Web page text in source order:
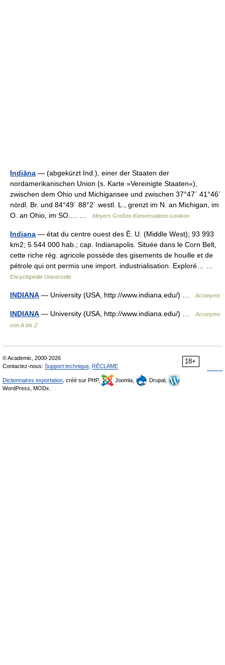
Indiāna — (abgekürzt Ind.), einer der Staaten der
nordamerikanischen Union (s. Karte »Vereinigte Staaten«),
zwischen dem Ohio und Michigansee und zwischen 37°47´ 41°46´
nördl. Br. und 84°49´ 88°2´ westl. L., grenzt im N. an Michigan, im
O. an Ohio, im SO.… …
Meyers Großes Konversations-Lexikon
Indiana — état du centre ouest des È. U. (Middle West); 93 993
km2; 5 544 000 hab.; cap. Indianapolis. Située dans le Corn Belt,
cette riche rég. agricole possède des gisements de houille et de
pétrole qui ont permis une import. industrialisation. Exploré… …
Encyclopédie Universelle
INDIANA — University (USA, http://www.indiana.edu/) … Acronyms
INDIANA — University (USA, http://www.indiana.edu/) …
Acronyms
von A bis Z
18+
© Academic, 2000-2026
Contactez-nous: Support technique RÉCLAME
Dictionnaires exportation , créé sur PHP, Joomla,
Drupal,
WordPress, MODx.